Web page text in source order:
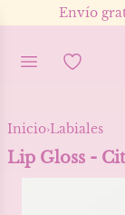
Envío
Inicio›Labiales
Lip Gloss -